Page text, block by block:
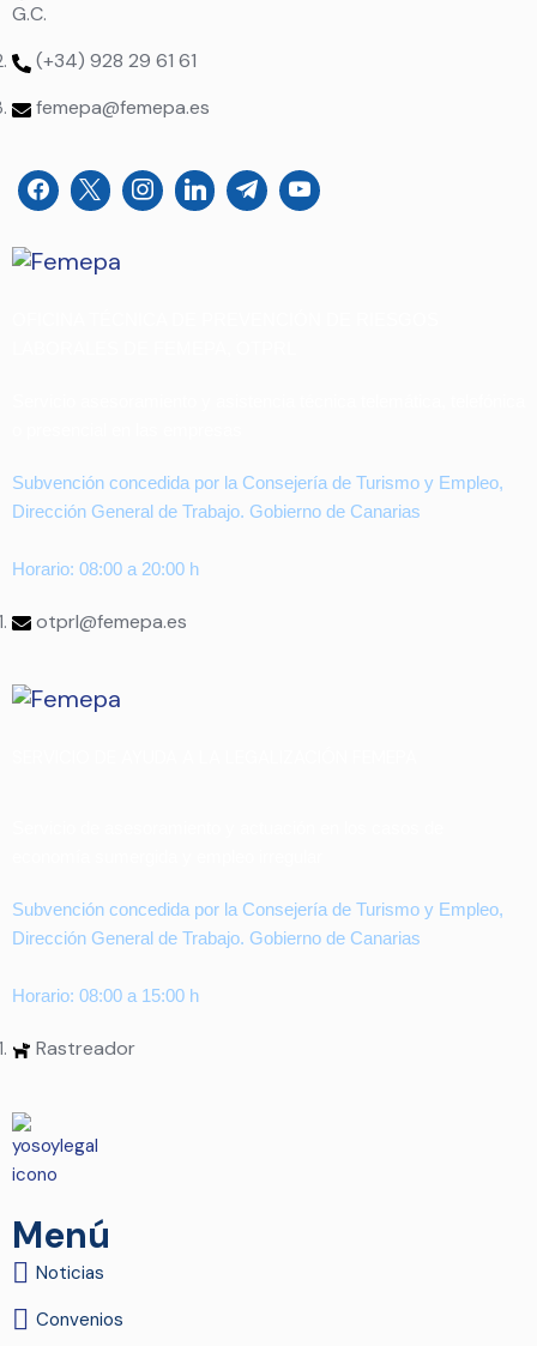
G.C.
(+34) 928 29 61 61
femepa@femepa.es
Subvención concedida por la Consejería de Turismo y Empleo,
Dirección General de Trabajo. Gobierno de Canarias
Horario: 08:00 a 20:00 h
otprl@femepa.es
Subvención concedida por la Consejería de Turismo y Empleo,
Dirección General de Trabajo. Gobierno de Canarias
Horario: 08:00 a 15:00 h
Rastreador
Menú
Noticias
Convenios